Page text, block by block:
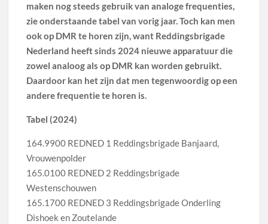
maken nog steeds gebruik van analoge frequenties,
zie onderstaande tabel van vorig jaar. Toch kan men
ook op DMR te horen zijn, want Reddingsbrigade
Nederland heeft sinds 2024 nieuwe apparatuur die
zowel analoog als op DMR kan worden gebruikt.
Daardoor kan het zijn dat men tegenwoordig op een
andere frequentie te horen is.
Tabel (2024)
164.9900 REDNED 1 Reddingsbrigade Banjaard,
Vrouwenpolder
165.0100 REDNED 2 Reddingsbrigade
Westenschouwen
165.1700 REDNED 3 Reddingsbrigade Onderling
Dishoek en Zoutelande